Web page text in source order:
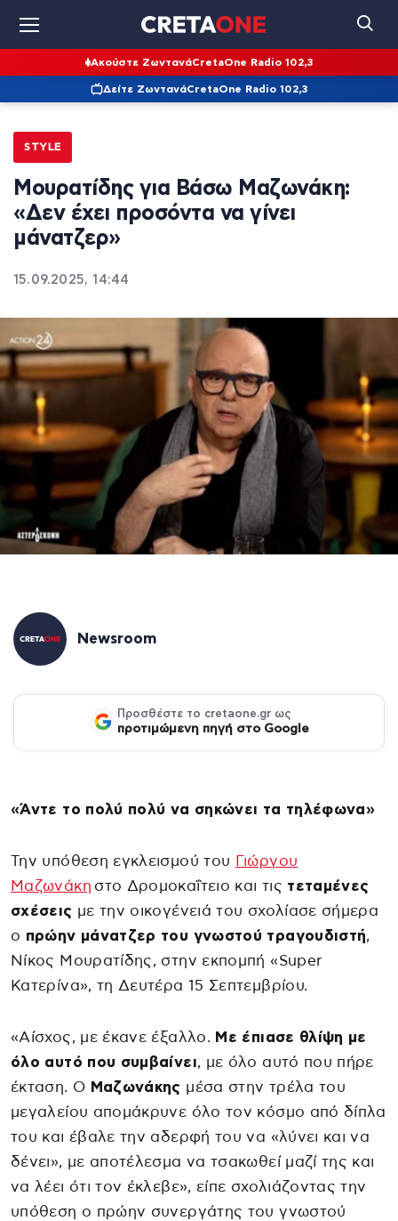
Ακούστε ΖωντανάCretaOne Radio 102,3
Δείτε ΖωντανάCretaOne Radio 102,3
STYLE
Μουρατίδης για Βάσω Μαζωνάκη:
«Δεν έχει προσόντα να γίνει
μάνατζερ»
15.09.2025, 14:44
Newsroom
Προσθέστε το cretaone.gr ως
προτιμώμενη πηγή στο Google
«Άντε το πολύ πολύ να σηκώνει τα τηλέφωνα»
Την υπόθεση εγκλεισμού του Γιώργου
Μαζωνάκη στο Δρομοκαΐτειο και τις τεταμένες
σχέσεις με την οικογένειά του σχολίασε σήμερα
ο πρώην μάνατζερ του γνωστού τραγουδιστή,
Νίκος Μουρατίδης, στην εκπομπή «Super
Κατερίνα», τη Δευτέρα 15 Σεπτεμβρίου.
«Αίσχος, με έκανε έξαλλο. Με έπιασε θλίψη με
όλο αυτό που συμβαίνει, με όλο αυτό που πήρε
έκταση. Ο Μαζωνάκης μέσα στην τρέλα του
μεγαλείου απομάκρυνε όλο τον κόσμο από δίπλα
του και έβαλε την αδερφή του να «λύνει και να
δένει», με αποτέλεσμα να τσακωθεί μαζί της και
να λέει ότι τον έκλεβε», είπε σχολιάζοντας την
υπόθεση ο πρώην συνεργάτης του γνωστού